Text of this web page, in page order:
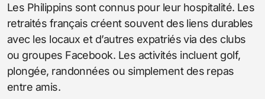
Les Philippins sont connus pour leur hospitalité. Les
retraités français créent souvent des liens durables
avec les locaux et d’autres expatriés via des clubs
ou groupes Facebook. Les activités incluent golf,
plongée, randonnées ou simplement des repas
entre amis.